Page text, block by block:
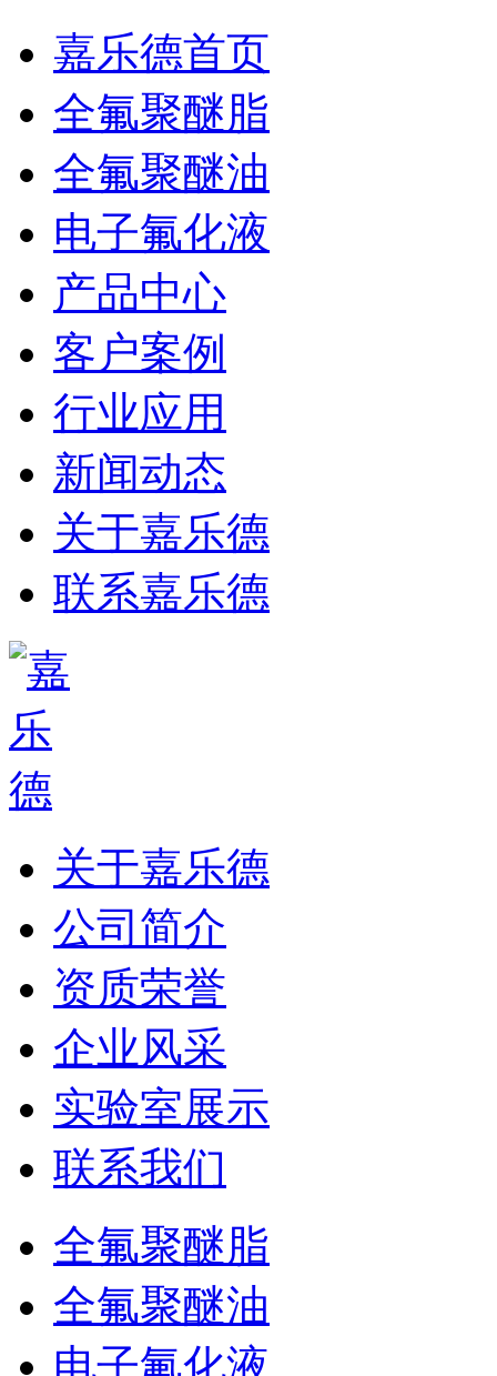
嘉乐德首页
全氟聚醚脂
全氟聚醚油
电子氟化液
产品中心
客户案例
行业应用
新闻动态
关于嘉乐德
联系嘉乐德
关于嘉乐德
公司简介
资质荣誉
企业风采
实验室展示
联系我们
全氟聚醚脂
全氟聚醚油
电子氟化液